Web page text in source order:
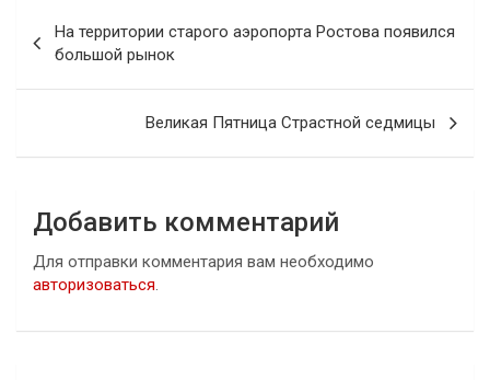
по
записям
На территории старого аэропорта Ростова появился
большой рынок
Великая Пятница Страстной седмицы
Добавить комментарий
Для отправки комментария вам необходимо
авторизоваться.